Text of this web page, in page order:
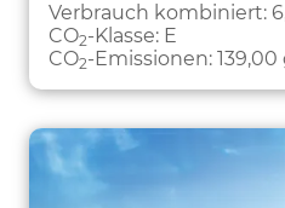
Verbrauch kombiniert:
CO2-Klasse: E
CO2-Emissionen: